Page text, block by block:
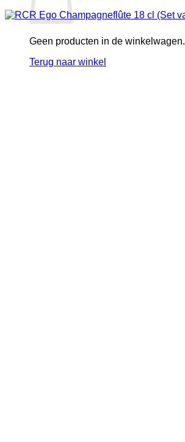
Geen producten in de winkelwagen.
Terug naar winkel